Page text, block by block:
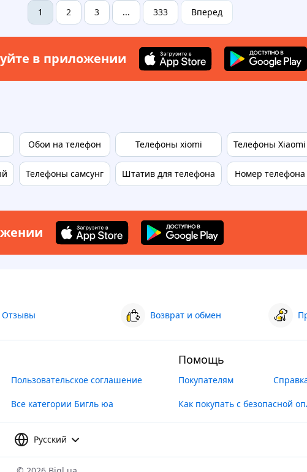
1 2 3 ... 333 Вперед
в приложении
Обои на телефон
Телефоны самсунг
Телефоны xiomi
Штатив для телефона
Телефоны Xiaomi
Номер телефона
Отзывы Возврат и обмен
Пользовательское соглашение
Все категории Бигль юа
Помощь
Покупателям
Как покупать с безопасной
Русский